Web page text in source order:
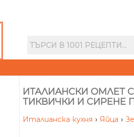
ИТАЛИАНСКИ ОМЛЕТ
ТИКВИЧКИ И СИРЕНЕ
Италианска кухня › Яйца ›